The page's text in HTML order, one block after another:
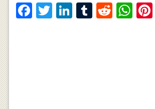
Facebook
Twitter
LinkedIn
Tumblr
Reddit